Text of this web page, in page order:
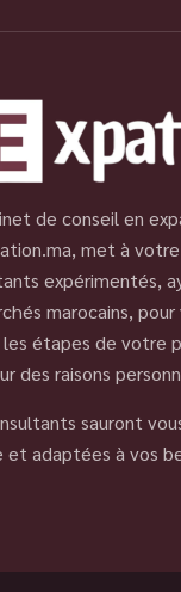
de conseil en
met à
expérimentés,
marocains,
étapes de votre
des raisons
sauront
et adaptées à vos